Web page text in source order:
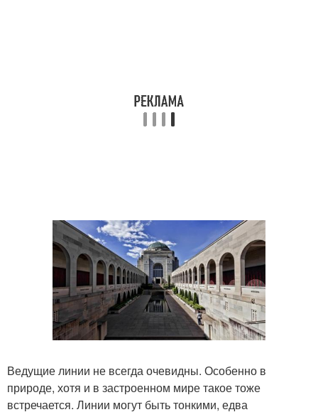
Ведущие линии не всегда очевидны. Особенно в
природе, хотя и в застроенном мире такое тоже
встречается. Линии могут быть тонкими, едва